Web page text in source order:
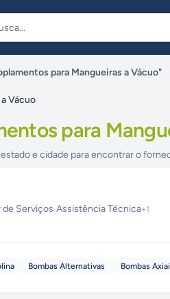
para Mangueiras a Vácuo"
Vácuo
para
e cidade para encontrar o
de Serviços·Assistência Técnica+1
Bombas Alternativas Bombas